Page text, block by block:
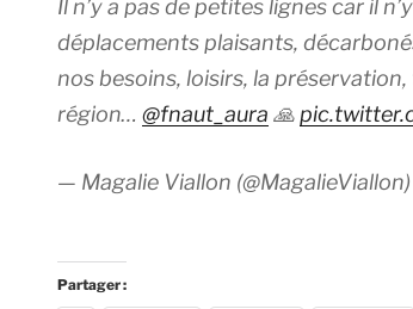
Il n’y a pas de petites lignes car il
déplacements plaisants,
nos besoins, loisirs, la
région… @fnaut_aura 🙏
— Magalie Viallon (@MagalieViallon)
Partager :